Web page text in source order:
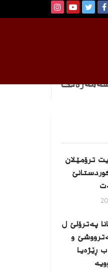
ترۆمێلان
په‌ترۆلێ ل
و
ڕێژەیا